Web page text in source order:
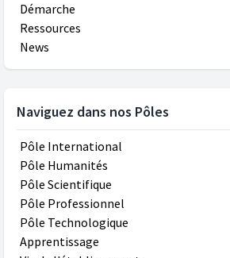
Démarche
Ressources
News
Naviguez dans nos Pôles
Pôle International
Pôle Humanités
Pôle Scientifique
Pôle Professionnel
Pôle Technologique
Apprentissage